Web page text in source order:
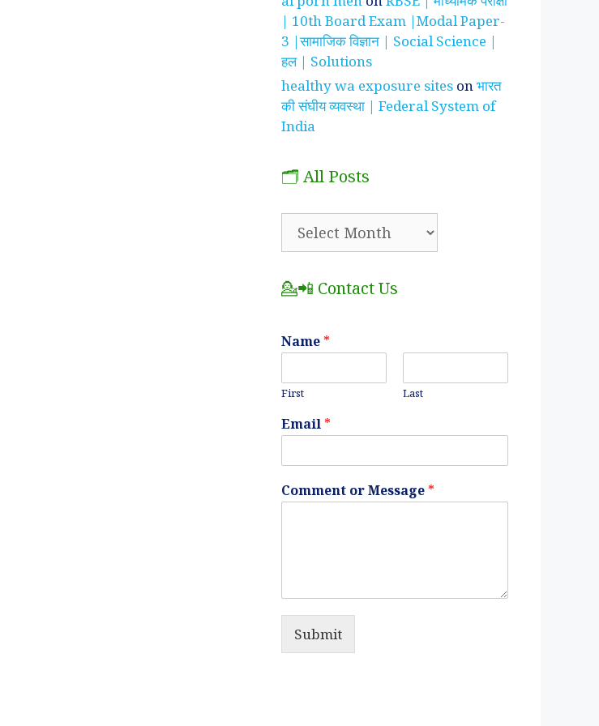
| 10th Board Exam |Modal Paper-
3 |सामाजिक विज्ञान | Social Science |
हल | Solutions
healthy wa exposure sites onभारत
की संघीय व्यवस्था | Federal System of
India
🗂️ All Posts
💁📲 Contact Us
Name *
First Last
Email *
Comment or Message *
Submit